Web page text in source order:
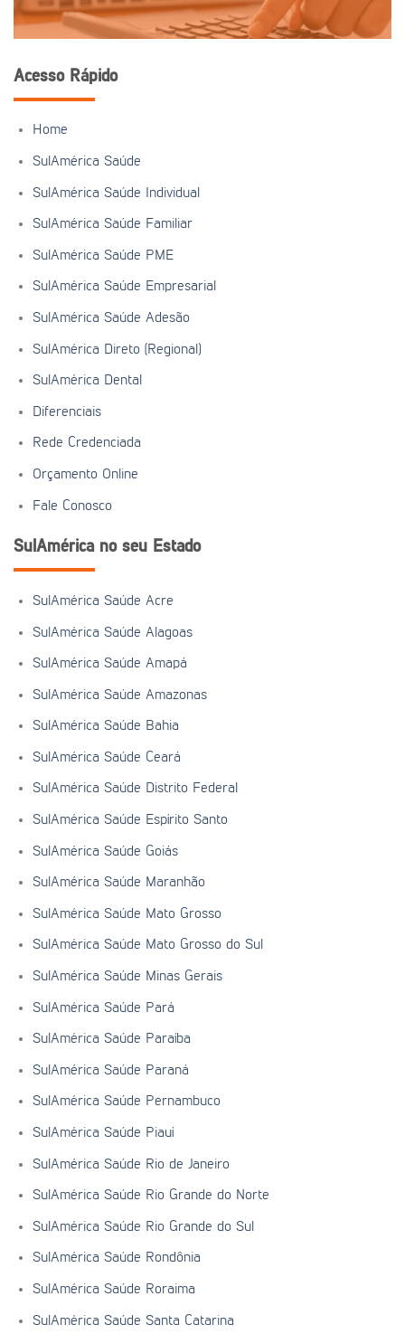
Acesso Rápido
Home
SulAmérica Saúde
SulAmérica Saúde Individual
SulAmérica Saúde Familiar
SulAmérica Saúde PME
SulAmérica Saúde Empresarial
SulAmérica Saúde Adesão
SulAmérica Direto (Regional)
SulAmérica Dental
Diferenciais
Rede Credenciada
Orçamento Online
Fale Conosco
SulAmérica no seu Estado
SulAmérica Saúde Acre
SulAmérica Saúde Alagoas
SulAmérica Saúde Amapá
SulAmérica Saúde Amazonas
SulAmérica Saúde Bahia
SulAmérica Saúde Ceará
SulAmérica Saúde Distrito Federal
SulAmérica Saúde Espírito Santo
SulAmérica Saúde Goiás
SulAmérica Saúde Maranhão
SulAmérica Saúde Mato Grosso
SulAmérica Saúde Mato Grosso do Sul
SulAmérica Saúde Minas Gerais
SulAmérica Saúde Pará
SulAmérica Saúde Paraíba
SulAmérica Saúde Paraná
SulAmérica Saúde Pernambuco
SulAmérica Saúde Piauí
SulAmérica Saúde Rio de Janeiro
SulAmérica Saúde Rio Grande do Norte
SulAmérica Saúde Rio Grande do Sul
SulAmérica Saúde Rondônia
SulAmérica Saúde Roraima
SulAmérica Saúde Santa Catarina